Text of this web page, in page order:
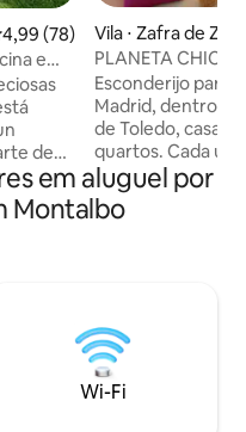
de uma avaliação média
4,99 (78)
e
de
ocho
de
El
sofá
y un
Vila ⋅ Zafra de
PLANETA
SAUDAÇÃO AO
Esconderijo para
Madrid, dentro de
de Toledo, casa
quartos. Cada
tv. Sala com
DVD,
equipada,
decoração é
proprietários e
o mundo. Dois
água salgada e
em aluguel por
Montalbo
Wi-Fi